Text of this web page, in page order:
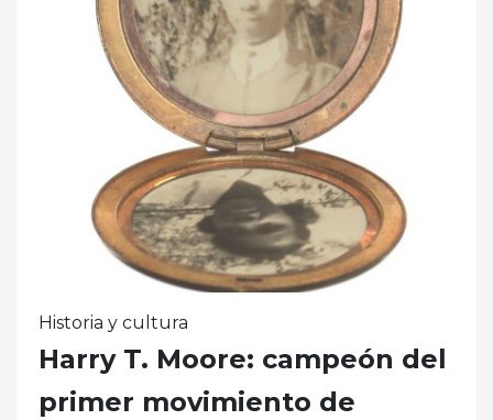
Historia y cultura
Harry T. Moore: campeón del
primer movimiento de